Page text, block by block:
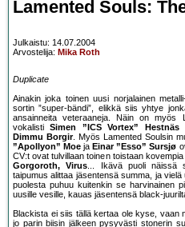
Lamented Souls:
Julkaistu: 14.07.2004
Arvostelija: Mika Roth
Duplicate
Ainakin joka toinen uusi norjalainen
sortin ”super-bändi”, elikkä siis yhtye
ansainneita veteraaneja. Näin on myös
vokalistiSimen ”ICS Vortex” Hestnäs
Dimmu Borgir. Myös Lamented Soulsin
”Apollyon” Moe ja Einar ”Esso” Sursjø
CV:t ovat tulvillaan toinen toistaan
Gorgoroth, Virus... Ikävä puoli näissä
taipumus alittaa jäsentensä summa, ja
puolesta puhuu kuitenkin se harvinainen
uusille vesille, kauas jäsentensä black-
Blackista ei siis tällä kertaa ole kyse, vaan
jo parin biisin jälkeen pysyvästi stonerin